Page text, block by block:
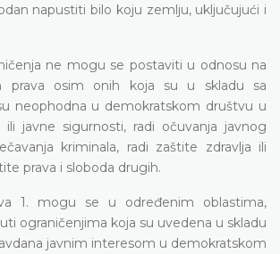
napustiti bilo koju zemlju, uključujući i
ne mogu se postaviti u odnosu na
prava osim onih koja su u skladu sa
neophodna u demokratskom društvu u
ili javne sigurnosti, radi očuvanja javnog
kriminala, radi zaštite zdravlja ili
prava i sloboda drugih.
1. mogu se u određenim oblastima,
ograničenjima koja su uvedena u skladu
javnim interesom u demokratskom